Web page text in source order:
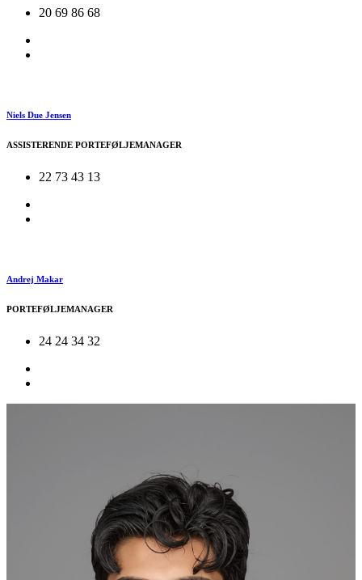
20 69 86 68
Niels Due Jensen
ASSISTERENDE PORTEFØLJEMANAGER
22 73 43 13
Andrej Makar
PORTEFØLJEMANAGER
24 24 34 32